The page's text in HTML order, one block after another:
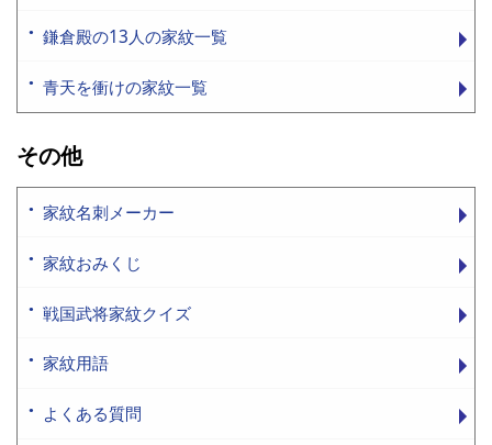
鎌倉殿の13人の家紋一覧
青天を衝けの家紋一覧
その他
家紋名刺メーカー
家紋おみくじ
戦国武将家紋クイズ
家紋用語
よくある質問